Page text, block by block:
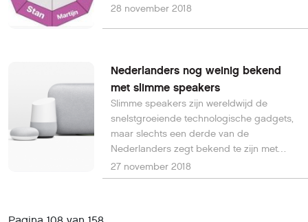
28 november 2018
Nederlanders nog weinig bekend
met slimme speakers
Slimme speakers zijn wereldwijd de
snelstgroeiende technologische gadgets,
maar slechts een derde van de
Nederlanders zegt bekend te zijn met
spraaktechnologie en slimme speakers.
Dat blijkt uit een peiling van Ipsos.
27 november 2018